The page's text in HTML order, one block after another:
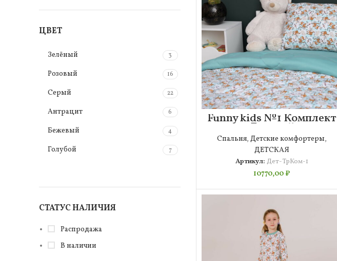
ЦВЕТ
Зелёный 3
Розовый 16
Серый 22
Антрацит 6
Бежевый 4
Голубой 7
Красный 2
Кремовый
Мультиколор
Синий
СТАТУС НАЛИЧИЯ
Распродажа
В наличии
Funny kids №1 Комплект
Детский
Спальня, Детские комфортеры,
ДЕТСКАЯ
Артикул: Дет-ТрКом-1
10770,00₽